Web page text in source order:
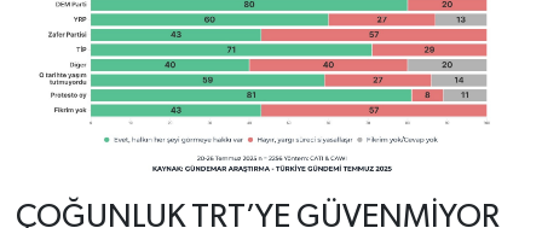
ÇOĞUNLUK TRT’YE GÜVENMİYOR